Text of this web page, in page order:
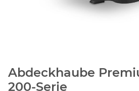
Abdeckhaube
200-Serie